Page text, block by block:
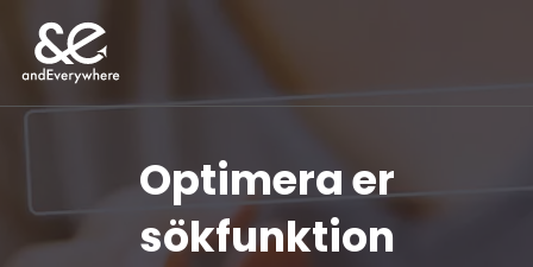
Optimera er
sökfunktion